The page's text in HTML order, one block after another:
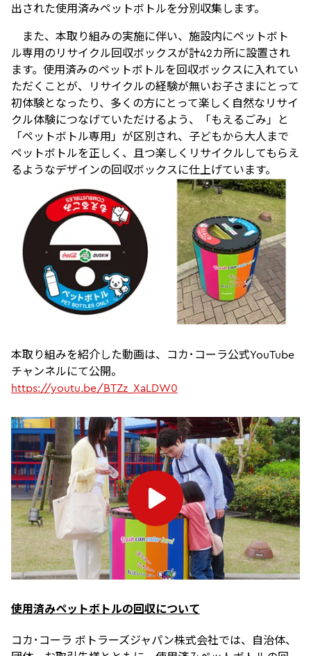
出された使用済みペットボトルを分別収集します。
また、本取り組みの実施に伴い、施設内にペットボト
ル専用のリサイクル回収ボックスが計42カ所に設置され
ます。使用済みのペットボトルを回収ボックスに入れてい
ただくことが、リサイクルの経験が無いお子さまにとって
初体験となったり、多くの方にとって楽しく自然なリサイ
クル体験につなげていただけるよう、「もえるごみ」と
「ペットボトル専用」が区別され、子どもから大人まで
ペットボトルを正しく、且つ楽しくリサイクルしてもらえ
るようなデザインの回収ボックスに仕上げています。
本取り組みを紹介した動画は、コカ･コーラ公式YouTube
チャンネルにて公開。
https://youtu.be/BTZz_XaLDW0
使用済みペットボトルの回収について
コカ･コーラ ボトラーズジャパン株式会社では、自治体、